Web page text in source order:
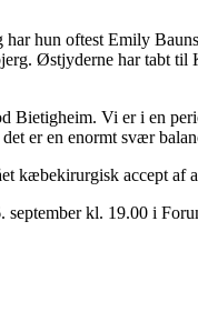
hun oftest Emily
Østjyderne har tabt
Vi er i en
er en enormt svær
accept af
kl. 19.00 i